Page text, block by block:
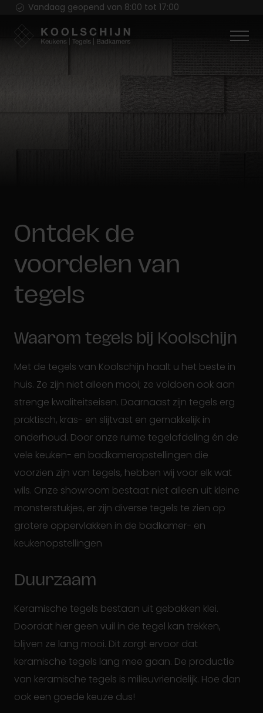
Vandaag geopend van 8:00 tot 17:00
Ontdek de
voordelen van
tegels
Waarom tegels bij Koolschijn
Met de tegels van Koolschijn haalt u het beste in
huis. Ze zijn niet alleen mooi; ze voldoen ook aan
strenge kwaliteitseisen. Daarnaast zijn tegels erg
praktisch, kras- en slijtvast en gemakkelijk in
onderhoud. Door onze ruime tegelafdeling én de
vele keuken- en badkameropstellingen die
voorzien zijn van tegels, hebben wij voor elk wat
wils. Onze showroom bestaat niet alleen uit kleine
monsterstukjes, er zijn diverse tegels te zien op
grotere oppervlakken in de badkamer- en
keukenopstellingen
Duurzaam
Keramische tegels bestaan uit gebakken klei.
Doordat hier geen vuil in de tegel kan trekken,
blijven ze lang mooi. Dit zorgt ervoor dat
keramische tegels lang mee gaan. De productie
van keramische tegels is milieuvriendelijk. Hoe dan
ook een goede keuze dus!